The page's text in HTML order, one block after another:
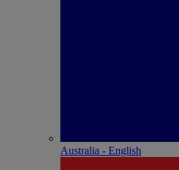
Australia - English